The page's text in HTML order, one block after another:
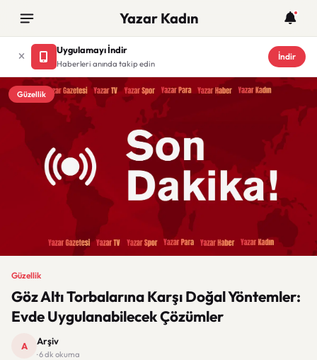
Yazar Kadın
Uygulamayı İndir
Haberleri anında takip edin
İndir
Güzellik
Güzellik
Göz Altı Torbalarına Karşı Doğal Yöntemler:
Evde Uygulanabilecek Çözümler
A Arşiv
· 6 dk okuma